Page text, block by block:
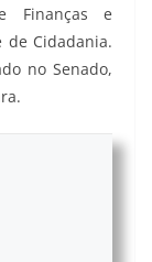
Finanças e
de Cidadania.
no Senado,